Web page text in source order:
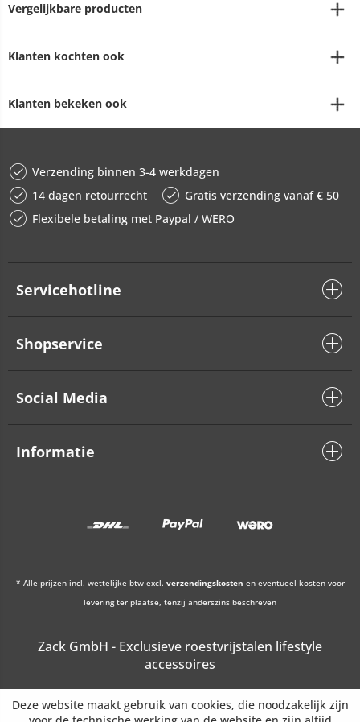
Vergelijkbare producten
Klanten kochten ook
Klanten bekeken ook
Verzending binnen 3-4 werkdagen
14 dagen retourrecht
Gratis verzending vanaf € 50
Flexibele betaling met Paypal / WERO
Servicehotline
Shopservice
Social Media
Informatie
* Alle prijzen incl. wettelijke btw excl. verzendingskosten en eventueel kosten voor
levering ter plaatse, tenzij anderszins beschreven
Zack GmbH - Exclusieve roestvrijstalen lifestyle
accessoires
Deze website maakt gebruik van cookies, die noodzakelijk zijn